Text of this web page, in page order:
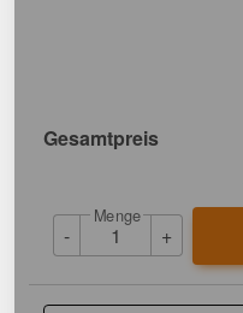
Gesamtpreis
-
Menge
+